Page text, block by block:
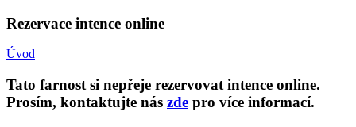
Rezervace intence online
Úvod
Tato farnost si nepřeje rezervovat intence online.
Prosím, kontaktujte nás zde pro více informací.